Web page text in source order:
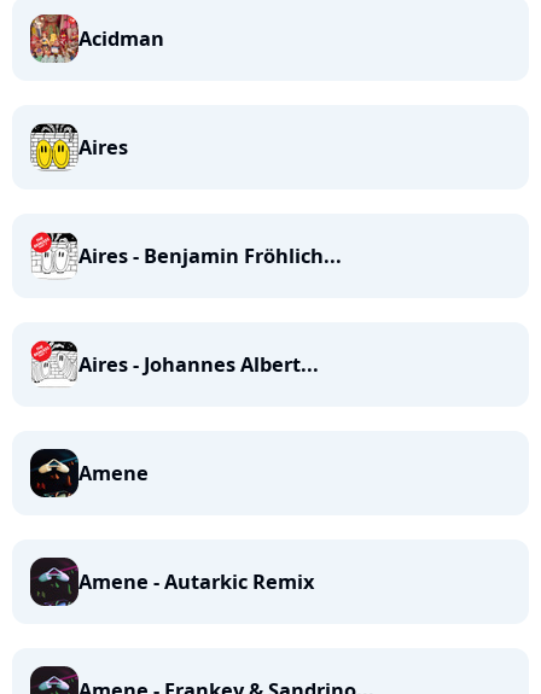
Acidman
Aires
Aires - Benjamin Fröhlich...
Aires - Johannes Albert...
Amene
Amene - Autarkic Remix